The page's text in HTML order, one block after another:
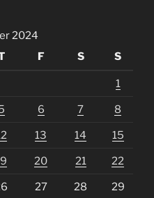
2024
F S S
1
6 7 8
13 14 15
20 21 22
27 28 29